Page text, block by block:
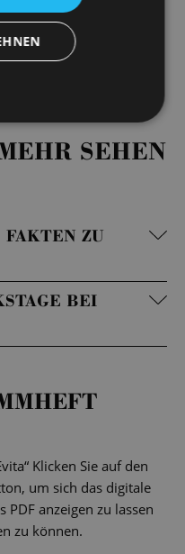
der Erfolgsproduktion
Herzen von Publikum
SEHEN
ZU
BEI
Klicken Sie auf den
um sich das digitale
PDF anzeigen zu lassen
zu können.